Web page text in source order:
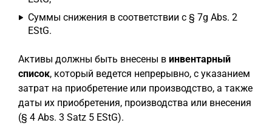
Суммы снижения в соответствии с § 7g Abs. 2
EStG.
Активы должны быть внесены в инвентарный
список, который ведется непрерывно, с указанием
затрат на приобретение или производство, а также
даты их приобретения, производства или внесения
(§ 4 Abs. 3 Satz 5 EStG).